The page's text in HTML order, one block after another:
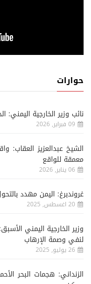
حوارات
نائب وزير الخارجية
09 فبراير, 2026
الشيخ عبدالعزيز العقاب:
معمقة للواقع
06 يناير, 2026
غروندبرغ: اليمن مهدد
20 اغسطس, 2025
وزير الخارجية اليمني
لنفي وصمة الإرهاب
26 يوليو, 2025
الزنداني: هجمات البحر